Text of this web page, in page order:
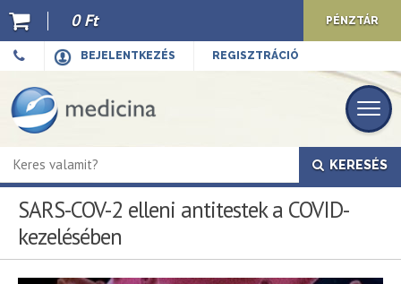
BEJELENTKEZÉS REGISZTRÁCIÓ
0 Ft PÉNZTÁR
KERESÉS
SARS-COV-2 elleni antitestek a COVID-
kezelésében
Ajánló
Kiadványaink
E-book
Újdonságok
Akciók
Előkészületben